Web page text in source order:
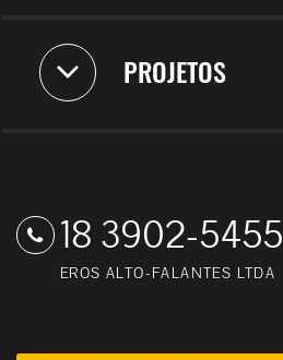
PROJETOS
18 3902-5455
EROS ALTO-FALANTES LTDA